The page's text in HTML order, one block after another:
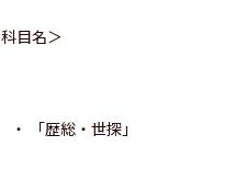
目名＞
「歴総・世探」